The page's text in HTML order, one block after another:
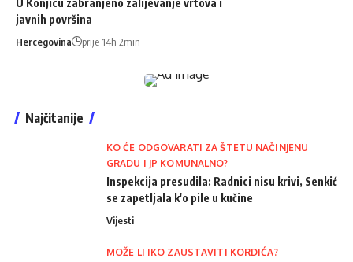
javnih površina
Hercegovina prije 14h 2min
Najčitanije
KO ĆE ODGOVARATI ZA ŠTETU NAČINJENU
GRADU I JP KOMUNALNO?
Inspekcija presudila: Radnici nisu krivi, Senkić
se zapetljala k'o pile u kučine
Vijesti
MOŽE LI IKO ZAUSTAVITI KORDIĆA?